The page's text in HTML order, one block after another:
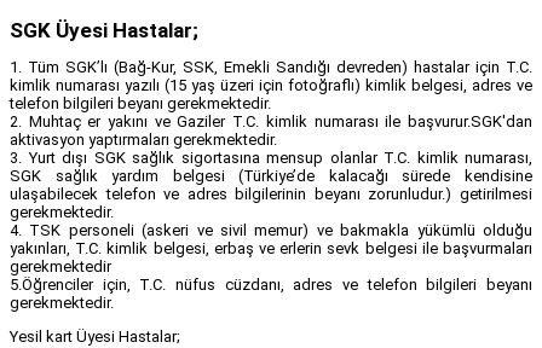
SGK Üyesi Hastalar;
1. Tüm SGK’lı (Bağ-Kur, SSK, Emekli Sandığı devreden) hastalar için T.C.
kimlik numarası yazılı (15 yaş üzeri için fotoğraflı) kimlik belgesi, adres ve
telefon bilgileri beyanı gerekmektedir.
2. Muhtaç er yakını ve Gaziler T.C. kimlik numarası ile başvurur.SGK'dan
aktivasyon yaptırmaları gerekmektedir.
3. Yurt dışı SGK sağlık sigortasına mensup olanlar T.C. kimlik numarası,
SGK sağlık yardım belgesi (Türkiye’de kalacağı sürede kendisine
ulaşabilecek telefon ve adres bilgilerinin beyanı zorunludur.) getirilmesi
gerekmektedir.
4. TSK personeli (askeri ve sivil memur) ve bakmakla yükümlü olduğu
yakınları, T.C. kimlik belgesi, erbaş ve erlerin sevk belgesi ile başvurmaları
gerekmektedir
5.Öğrenciler için, T.C. nüfus cüzdanı, adres ve telefon bilgileri beyanı
gerekmektedir.
Yesil kart Üyesi Hastalar;